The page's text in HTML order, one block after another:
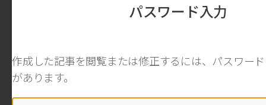
パスワード入力
作成した記事を閲覧または修正するには、パスワード
があります。